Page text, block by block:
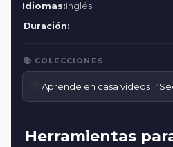
Idiomas:Inglés
Duración:
📚 COLECCIONES
📚Aprende en casa videos
Herramientas